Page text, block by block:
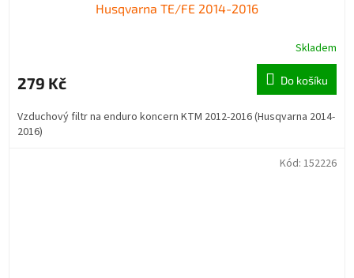
Husqvarna TE/FE 2014-2016
Skladem
279 Kč Do košíku
Vzduchový filtr na enduro koncern KTM 2012-2016 (Husqvarna 2014-
2016)
Kód: 152226